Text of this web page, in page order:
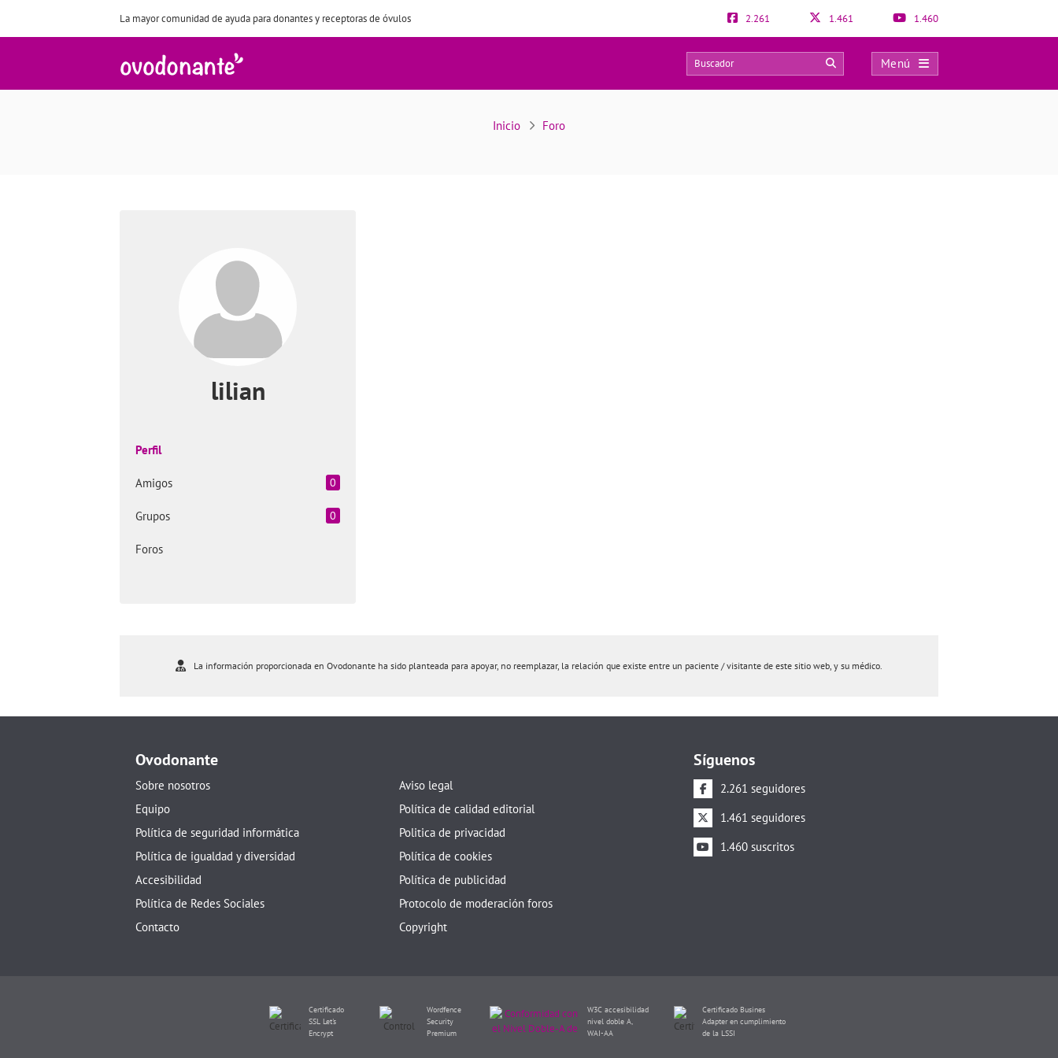
La mayor comunidad de ayuda para donantes y receptoras de óvulos 2.261 1.461 1.460
Menú
Usuarios
0 0
Inicio Foro
lilian
Perfil
Amigos 0
Grupos 0
Foros
La información proporcionada en Ovodonante ha sido planteada para apoyar, no reemplazar, la relación que existe entre un paciente / visitante de este sitio web, y su médico.
Ovodonante
Sobre nosotros
Equipo
Política de seguridad informática
Política de igualdad y diversidad
Accesibilidad
Política de Redes Sociales
Contacto
Aviso legal
Política de calidad editorial
Politica de privacidad
Política de cookies
Política de publicidad
Protocolo de moderación foros
Copyright
Síguenos
2.261 seguidores
1.461 seguidores
1.460 suscritos
Certificado
SSL Let's
Encrypt
Wordfence
Security
Premium
W3C accesibilidad
nivel doble A,
WAI-AA
Certificado Busines
Adapter en cumplimiento
de la LSSI